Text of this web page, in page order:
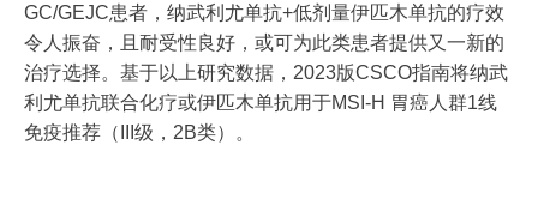
GC/GEJC患者，纳武利尤单抗+低剂量伊匹木单抗的疗效
令人振奋，且耐受性良好，或可为此类患者提供又一新的
治疗选择。基于以上研究数据，2023版CSCO指南将纳武
利尤单抗联合化疗或伊匹木单抗用于MSI-H 胃癌人群1线
免疫推荐（III级，2B类）。